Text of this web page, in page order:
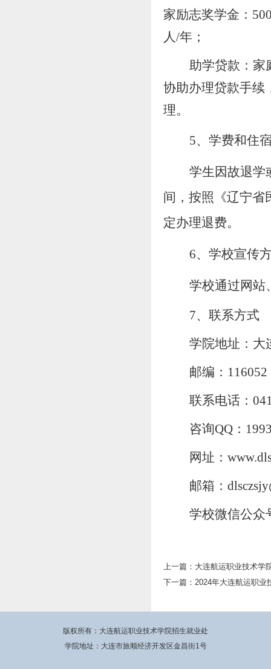
家励志奖学金：
人/年；
助学贷款：家
协助办理贷款手续
理。
5、学费和住
学生因故退学
间，按照《辽宁省
定办理退费。
6、学校宣传
学校通过网站
7、联系方式
学院地址：大
邮编： 116052
联系电话：
咨询QQ：
网址 ：
邮箱：
学校微信公众
上一篇： 大连航运职业技术学
下一篇： 2024年大连航运职业
版权所有：大连航运职业技术学院招生就业处
学院地址：大连市旅顺经济开发区金昌街1号